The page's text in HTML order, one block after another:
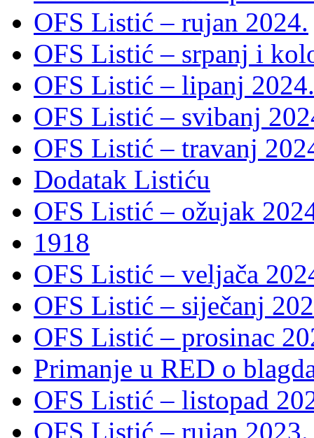
OFS Listić – rujan 2024.
OFS Listić – srpanj i
OFS Listić – lipanj 2024.
OFS Listić – svibanj
OFS Listić – travanj
Dodatak Listiću
OFS Listić – ožujak
1918
OFS Listić – veljača
OFS Listić – siječanj
OFS Listić – prosinac
Primanje u RED o
OFS Listić – listopad
OFS Listić – rujan 2023.